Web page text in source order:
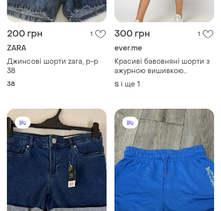
200 грн 1
ZARA
Джинсові шорти zara, p-p
38
38
300 грн 1
ever.me
Красиві бавовняні шорти з
ажурною вишивкою
ришельє (прошва) у
яскравому волошковому
S і ще 1